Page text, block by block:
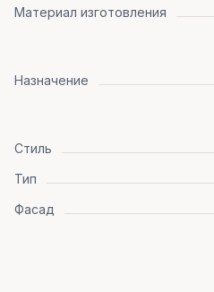
Материал изготовления
Назначение
Стиль
Тип
Фасад